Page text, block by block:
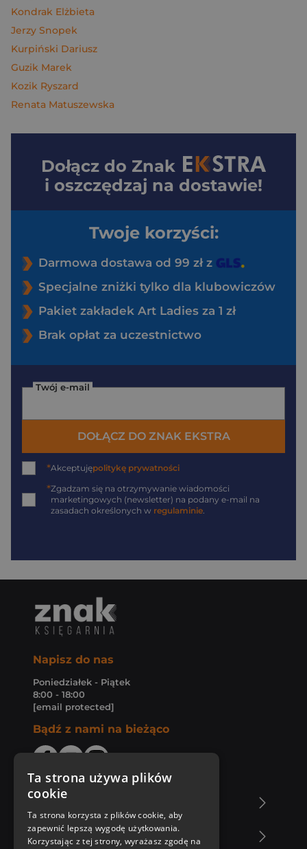
Kondrak Elżbieta
Jerzy Snopek
Kurpiński Dariusz
Guzik Marek
Kozik Ryszard
Renata Matuszewska
Dołącz do Znak
i oszczędzaj na dostawie!
Twoje korzyści:
Darmowa dostawa od 99 zł z
Specjalne zniżki tylko dla klubowiczów
Pakiet zakładek Art Ladies za 1 zł
Brak opłat za uczestnictwo
Twój e-mail
DOŁĄCZ DO ZNAK EKSTRA
*Akceptujępolitykę prywatności
*Zgadzam się na otrzymywanie wiadomości
marketingowych (newsletter) na podany e-mail na
zasadach określonych w regulaminie.
Napisz do nas
Poniedziałek - Piątek
8:00 - 18:00
[email protected]
Bądź z nami na bieżąco
Zakupy u nas
Ta strona używa plików
cookie
Ta strona korzysta z plików cookie, aby
zapewnić lepszą wygodę użytkowania.
Korzystając z tej strony, wyrażasz zgodę na